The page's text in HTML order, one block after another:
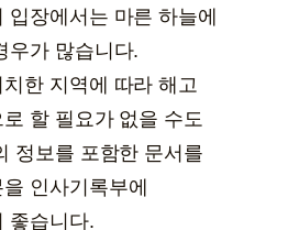
입장에서는 마른 하늘에
우가 많습니다.
한 지역에 따라 해고
할 필요가 없을 수도
정보를 포함한 문서를
인사기록부에
좋습니다.